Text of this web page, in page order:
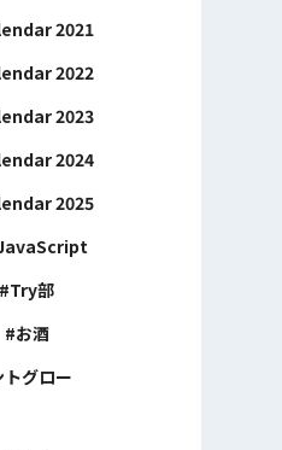
2021
2022
2023
2024
2025
Try部
お酒
グロー